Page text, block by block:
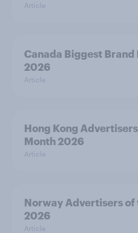
Article
Canada Biggest Brand
2026
Article
Hong Kong
Month 2026
Article
Norway Advertisers of
2026
Article